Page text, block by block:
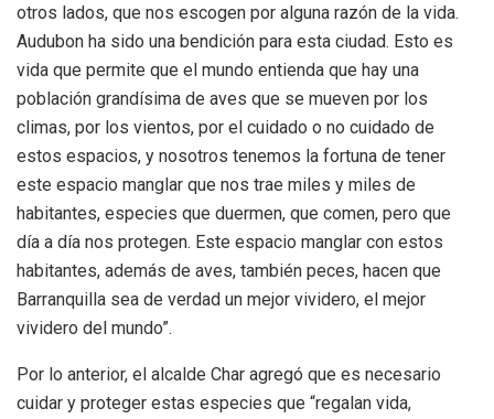
otros lados, que nos escogen por alguna razón de la vida.
Audubon ha sido una bendición para esta ciudad. Esto es
vida que permite que el mundo entienda que hay una
población grandísima de aves que se mueven por los
climas, por los vientos, por el cuidado o no cuidado de
estos espacios, y nosotros tenemos la fortuna de tener
este espacio manglar que nos trae miles y miles de
habitantes, especies que duermen, que comen, pero que
día a día nos protegen. Este espacio manglar con estos
habitantes, además de aves, también peces, hacen que
Barranquilla sea de verdad un mejor vividero, el mejor
vividero del mundo”.
Por lo anterior, el alcalde Char agregó que es necesario
cuidar y proteger estas especies que “regalan vida,